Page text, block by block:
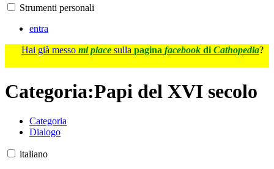
Strumenti personali
entra
Hai già messo mi piace sulla pagina facebook di Cathopedia?
Categoria:Papi del XVI secolo
Categoria
Dialogo
italiano